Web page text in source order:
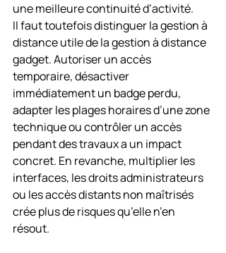
une meilleure continuité d’activité.
Il faut toutefois distinguer la gestion à
distance utile de la gestion à distance
gadget. Autoriser un accès
temporaire, désactiver
immédiatement un badge perdu,
adapter les plages horaires d’une zone
technique ou contrôler un accès
pendant des travaux a un impact
concret. En revanche, multiplier les
interfaces, les droits administrateurs
ou les accès distants non maîtrisés
crée plus de risques qu’elle n’en
résout.